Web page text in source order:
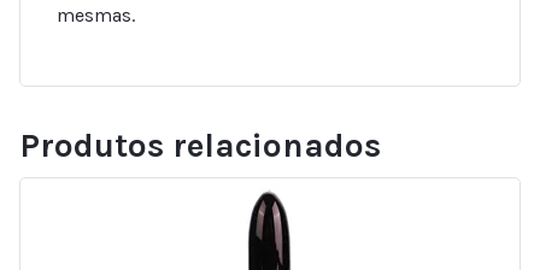
mesmas.
Produtos relacionados